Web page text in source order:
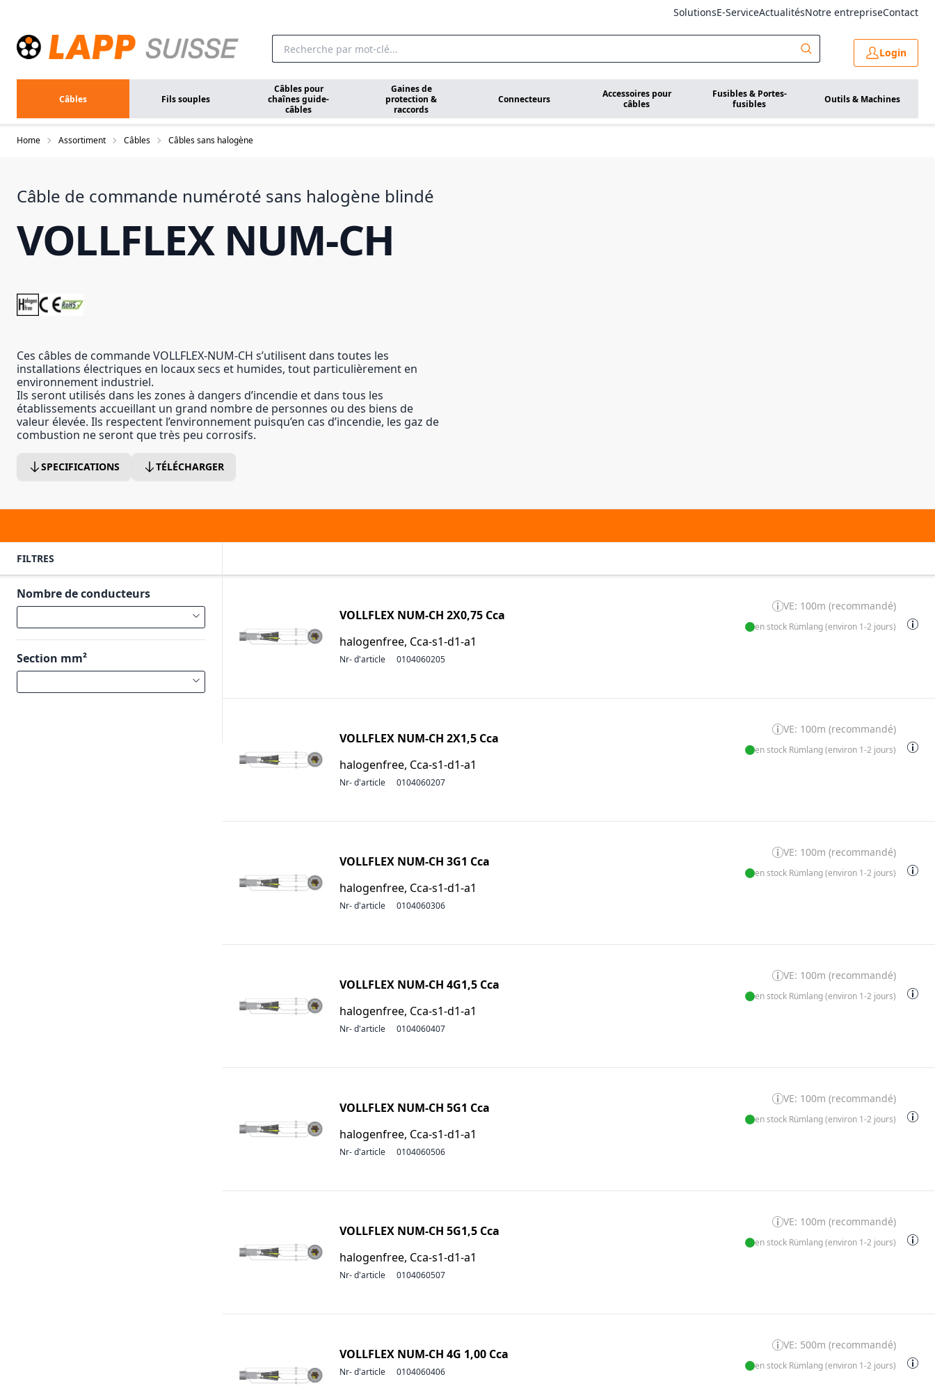
SolutionsE-ServiceActualitésNotre entrepriseContact
Login
Câbles Fils souples
Câbles pour
chaînes guide-
câbles
Gaines de
protection &
raccords
Connecteurs
Accessoires pour
câbles
Fusibles & Portes-
fusibles
Outils & Machines
Home Assortiment Câbles Câbles sans halogène
Câble de commande numéroté sans halogène blindé
VOLLFLEX NUM-CH
Ces câbles de commande VOLLFLEX-NUM-CH s’utilisent dans toutes les
installations électriques en locaux secs et humides, tout particulièrement en
environnement industriel.
Ils seront utilisés dans les zones à dangers d’incendie et dans tous les
établissements accueillant un grand nombre de personnes ou des biens de
valeur élevée. Ils respectent l’environnement puisqu’en cas d’incendie, les gaz de
combustion ne seront que très peu corrosifs.
SPECIFICATIONS TÉLÉCHARGER
VOLLFLEX NUM-CH 2X0,75 Cca
halogenfree, Cca-s1-d1-a1
Nr- d'article 0104060205
VE: 100m (recommandé)
en stock Rümlang (environ 1-2 jours)
VOLLFLEX NUM-CH 2X1,5 Cca
halogenfree, Cca-s1-d1-a1
Nr- d'article 0104060207
VE: 100m (recommandé)
en stock Rümlang (environ 1-2 jours)
VOLLFLEX NUM-CH 3G1 Cca
halogenfree, Cca-s1-d1-a1
Nr- d'article 0104060306
VE: 100m (recommandé)
en stock Rümlang (environ 1-2 jours)
VOLLFLEX NUM-CH 4G1,5 Cca
halogenfree, Cca-s1-d1-a1
Nr- d'article 0104060407
VE: 100m (recommandé)
en stock Rümlang (environ 1-2 jours)
VOLLFLEX NUM-CH 5G1 Cca
halogenfree, Cca-s1-d1-a1
Nr- d'article 0104060506
VE: 100m (recommandé)
en stock Rümlang (environ 1-2 jours)
VOLLFLEX NUM-CH 5G1,5 Cca
halogenfree, Cca-s1-d1-a1
Nr- d'article 0104060507
VE: 100m (recommandé)
en stock Rümlang (environ 1-2 jours)
VOLLFLEX NUM-CH 4G 1,00 Cca
Nr- d'article 0104060406
VE: 500m (recommandé)
en stock Rümlang (environ 1-2 jours)
FILTRES
Nombre de conducteurs
Section mm²